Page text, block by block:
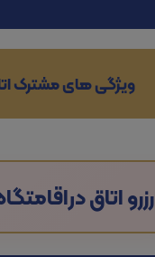
ویژگی های مشترک
رزرو اتاق در